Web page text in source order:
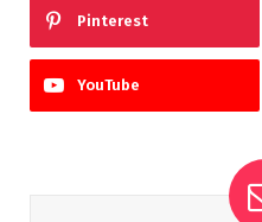
Pinterest
YouTube